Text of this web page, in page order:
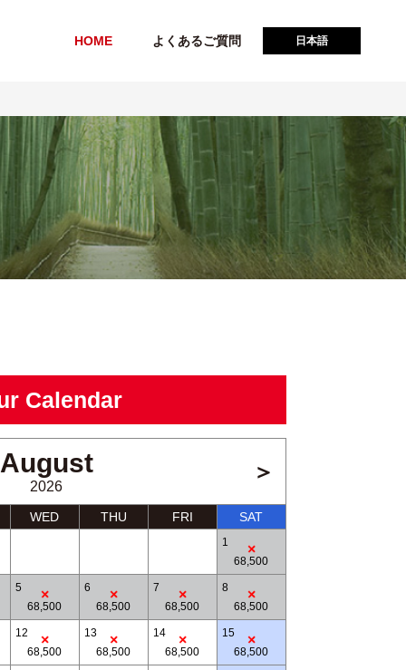
HOME よくあるご質問 日本語
伏見稲荷大社
Calendar
August
2026
＞
WED THU FRI SAT
1
68,500
5
68,500
6
68,500
7
68,500
8
68,500
12
68,500
13
68,500
14
68,500
15
68,500